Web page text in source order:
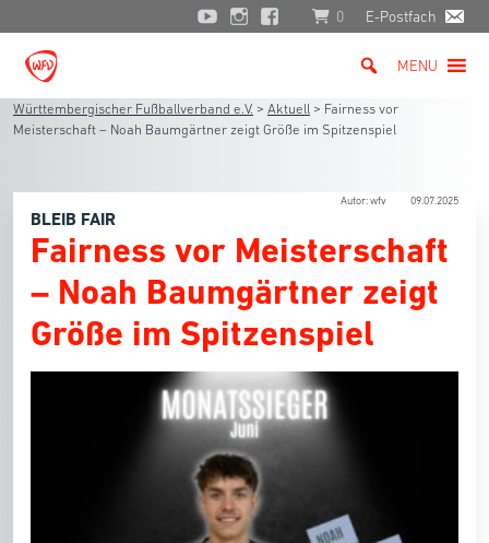
0 E-Postfach
MENU
Württembergischer Fußballverband e.V. > Aktuell > Fairness vor
Meisterschaft – Noah Baumgärtner zeigt Größe im Spitzenspiel
Autor: wfv 09.07.2025
BLEIB FAIR
Fairness vor Meisterschaft
– Noah Baumgärtner zeigt
Größe im Spitzenspiel